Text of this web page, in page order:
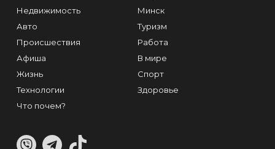
Недвижимость
Авто
Происшествия
Афиша
Жизнь
Технологии
Что почем?
Минск
Туризм
Работа
В мире
Спорт
Здоровье